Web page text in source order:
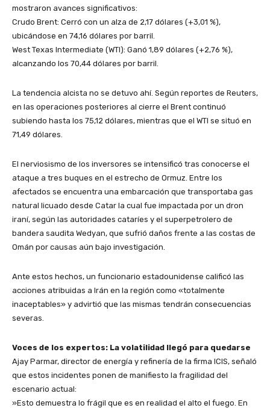
mostraron avances significativos:
​Crudo Brent: Cerró con un alza de 2,17 dólares (+3,01 %),
ubicándose en 74,16 dólares por barril.
​West Texas Intermediate (WTI): Ganó 1,89 dólares (+2,76 %),
alcanzando los 70,44 dólares por barril.
​La tendencia alcista no se detuvo ahí. Según reportes de Reuters,
en las operaciones posteriores al cierre el Brent continuó
subiendo hasta los 75,12 dólares, mientras que el WTI se situó en
71,49 dólares.
​El nerviosismo de los inversores se intensificó tras conocerse el
ataque a tres buques en el estrecho de Ormuz. Entre los
afectados se encuentra una embarcación que transportaba gas
natural licuado desde Catar la cual fue impactada por un dron
iraní, según las autoridades cataríes y el superpetrolero de
bandera saudita Wedyan, que sufrió daños frente a las costas de
Omán por causas aún bajo investigación.
​Ante estos hechos, un funcionario estadounidense calificó las
acciones atribuidas a Irán en la región como «totalmente
inaceptables» y advirtió que las mismas tendrán consecuencias
severas.
​Voces de los expertos: La volatilidad llegó para quedarse
​Ajay Parmar, director de energía y refinería de la firma ICIS, señaló
que estos incidentes ponen de manifiesto la fragilidad del
escenario actual:
​»Esto demuestra lo frágil que es en realidad el alto el fuego. En